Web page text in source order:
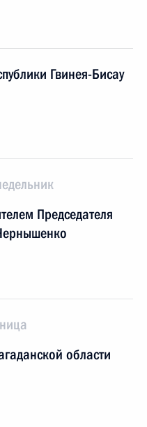
Гвинея-Бисау
Председателя
области